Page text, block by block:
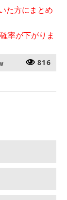
た方にまとめ
率が下がりま
816